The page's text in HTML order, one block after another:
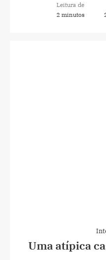
Leitura de
2 minutos
Uma atípica